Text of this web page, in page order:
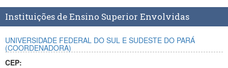
Instituições de Ensino Superior Envolvidas
UNIVERSIDADE FEDERAL DO SUL E SUDESTE DO PARÁ
(COORDENADORA)
CEP: